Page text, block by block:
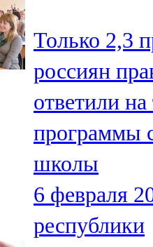
71,42 FM
Сарман
107,8 FM
Теләче
106,1 FM
Түбән Кама
102,6 FM
Только 2,3
россиян
ответили
программы
школы
6 февраля
республики